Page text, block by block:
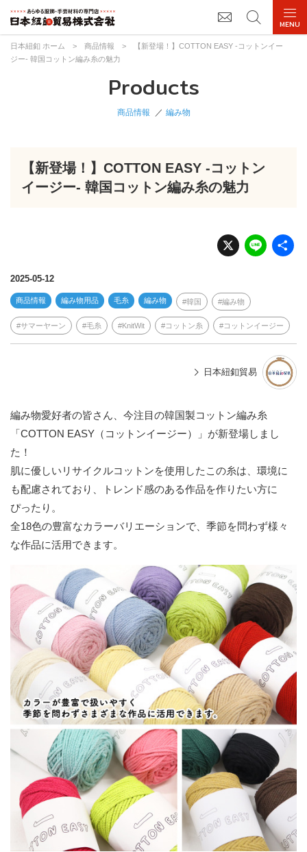
日本紐釦 ホーム > 商品情報 >
【新登場！】COTTON EASY -コットンイー
ジー- 韓国コットン編み糸の魅力
Products
商品情報 編み物
【新登場！】COTTON EASY -コットン
イージー- 韓国コットン編み糸の魅力
X Li
n
2025-05-12
商品情報 編み物用品 毛糸 編み物 韓国 編み物
サマーヤーン 毛糸 KnitWit コットン糸 コットンイージー
日本紐釦貿易
編み物愛好者の皆さん、今注目の韓国製コットン編み糸
「COTTON EASY（コットンイージー）」が新登場しまし
た！
肌に優しいリサイクルコットンを使用したこの糸は、環境に
も配慮されており、トレンド感のある作品を作りたい方に
ぴったり。
全18色の豊富なカラーバリエーションで、季節を問わず様々
な作品に活用できます。